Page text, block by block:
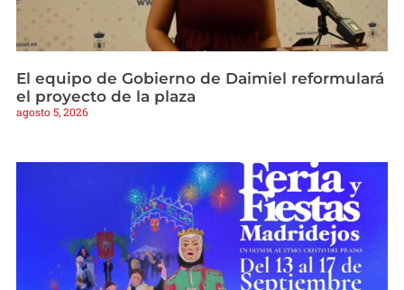
El equipo de Gobierno de Daimiel reformulará
el proyecto de la plaza
agosto 5, 2026